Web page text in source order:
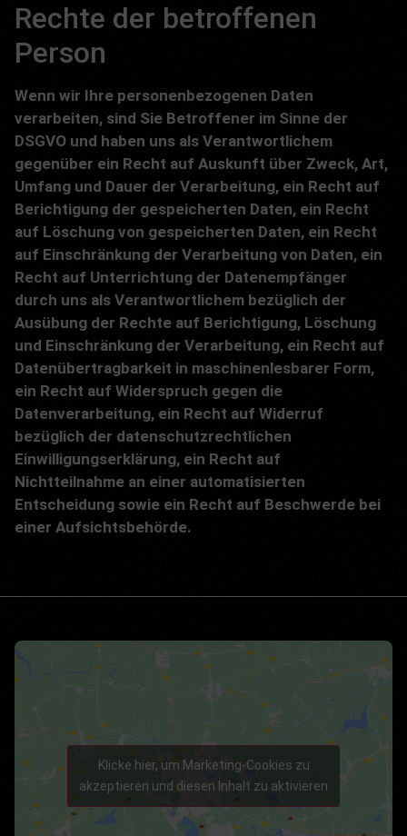
Rechte der betroffenen
Person
Wenn wir Ihre personenbezogenen Daten
verarbeiten, sind Sie Betroffener im Sinne der
DSGVO und haben uns als Verantwortlichem
gegenüber ein Recht auf Auskunft über Zweck, Art,
Umfang und Dauer der Verarbeitung, ein Recht auf
Berichtigung der gespeicherten Daten, ein Recht
auf Löschung von gespeicherten Daten, ein Recht
auf Einschränkung der Verarbeitung von Daten, ein
Recht auf Unterrichtung der Datenempfänger
durch uns als Verantwortlichem bezüglich der
Ausübung der Rechte auf Berichtigung, Löschung
und Einschränkung der Verarbeitung, ein Recht auf
Datenübertragbarkeit in maschinenlesbarer Form,
ein Recht auf Widerspruch gegen die
Datenverarbeitung, ein Recht auf Widerruf
bezüglich der datenschutzrechtlichen
Einwilligungserklärung, ein Recht auf
Nichtteilnahme an einer automatisierten
Entscheidung sowie ein Recht auf Beschwerde bei
einer Aufsichtsbehörde.
Klicke hier, um Marketing-Cookies zu
akzeptieren und diesen Inhalt zu aktivieren